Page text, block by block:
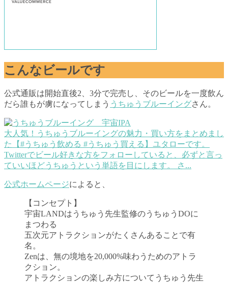
こんなビールです
公式通販は開始直後2、3分で完売し、そのビールを一度飲ん
だら誰もが虜になってしまう うちゅうブルーイングさん。
大人気！うちゅうブルーイングの魅力・買い方をまとめまし
た【#うちゅう飲める #うちゅう買える】 ユタローです。
Twitterでビール好きな方をフォローしていると、必ずと言っ
ていいほどうちゅうという単語を目にします。 さ...
公式ホームページによると、
【コンセプト】
宇宙LANDはうちゅう先生監修のうちゅうDOに
まつわる
五次元アトラクションがたくさんあることで有
名。
Zenは、無の境地を20,000%味わうためのアトラ
クション。
アトラクションの楽しみ方についてうちゅう先生